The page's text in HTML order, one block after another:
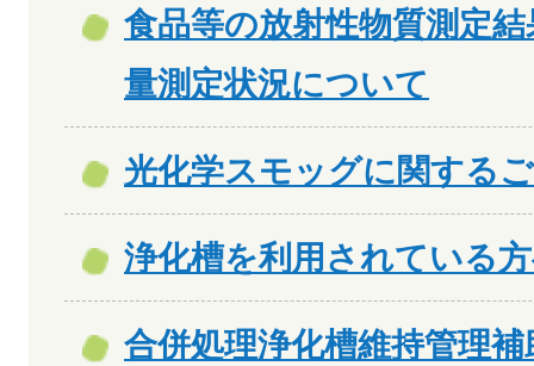
食品等の放射性物質測定
量測定状況について
光化学スモッグに関する
浄化槽を利用されている
合併処理浄化槽維持管理